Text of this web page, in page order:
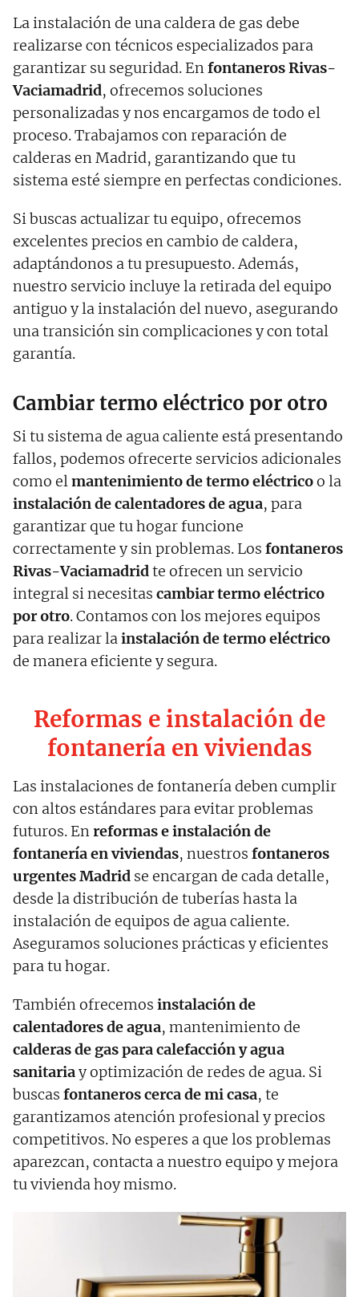
La instalación de una caldera de gas debe
realizarse con técnicos especializados para
garantizar su seguridad. Enfontaneros Rivas-
Vaciamadrid, ofrecemos soluciones
personalizadas y nos encargamos de todo el
proceso. Trabajamos con reparación de
calderas en Madrid, garantizando que tu
sistema esté siempre en perfectas condiciones.
Si buscas actualizar tu equipo, ofrecemos
excelentes precios en cambio de caldera,
adaptándonos a tu presupuesto. Además,
nuestro servicio incluye la retirada del equipo
antiguo y la instalación del nuevo, asegurando
una transición sin complicaciones y con total
garantía.
Cambiar termo eléctrico por otro
Si tu sistema de agua caliente está presentando
fallos, podemos ofrecerte servicios adicionales
como elmantenimiento de termo eléctricoo la
instalación de calentadores de agua, para
garantizar que tu hogar funcione
correctamente y sin problemas. Los fontaneros
Rivas-Vaciamadridte ofrecen un servicio
integral si necesitas cambiar termo eléctrico
por otro. Contamos con los mejores equipos
para realizar lainstalación de termo eléctrico
de manera eficiente y segura.
Reformas e instalación de
fontanería en viviendas
Las instalaciones de fontanería deben cumplir
con altos estándares para evitar problemas
futuros. Enreformas e instalación de
fontanería en viviendas, nuestros fontaneros
urgentes Madrid se encargan de cada detalle,
desde la distribución de tuberías hasta la
instalación de equipos de agua caliente.
Aseguramos soluciones prácticas y eficientes
para tu hogar.
También ofrecemos instalación de
calentadores de agua, mantenimiento de
calderas de gas para calefacción y agua
sanitariay optimización de redes de agua. Si
buscas fontaneros cerca de mi casa, te
garantizamos atención profesional y precios
competitivos. No esperes a que los problemas
aparezcan, contacta a nuestro equipo y mejora
tu vivienda hoy mismo.